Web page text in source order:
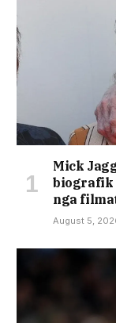
Mick
biografik
nga
August 5,